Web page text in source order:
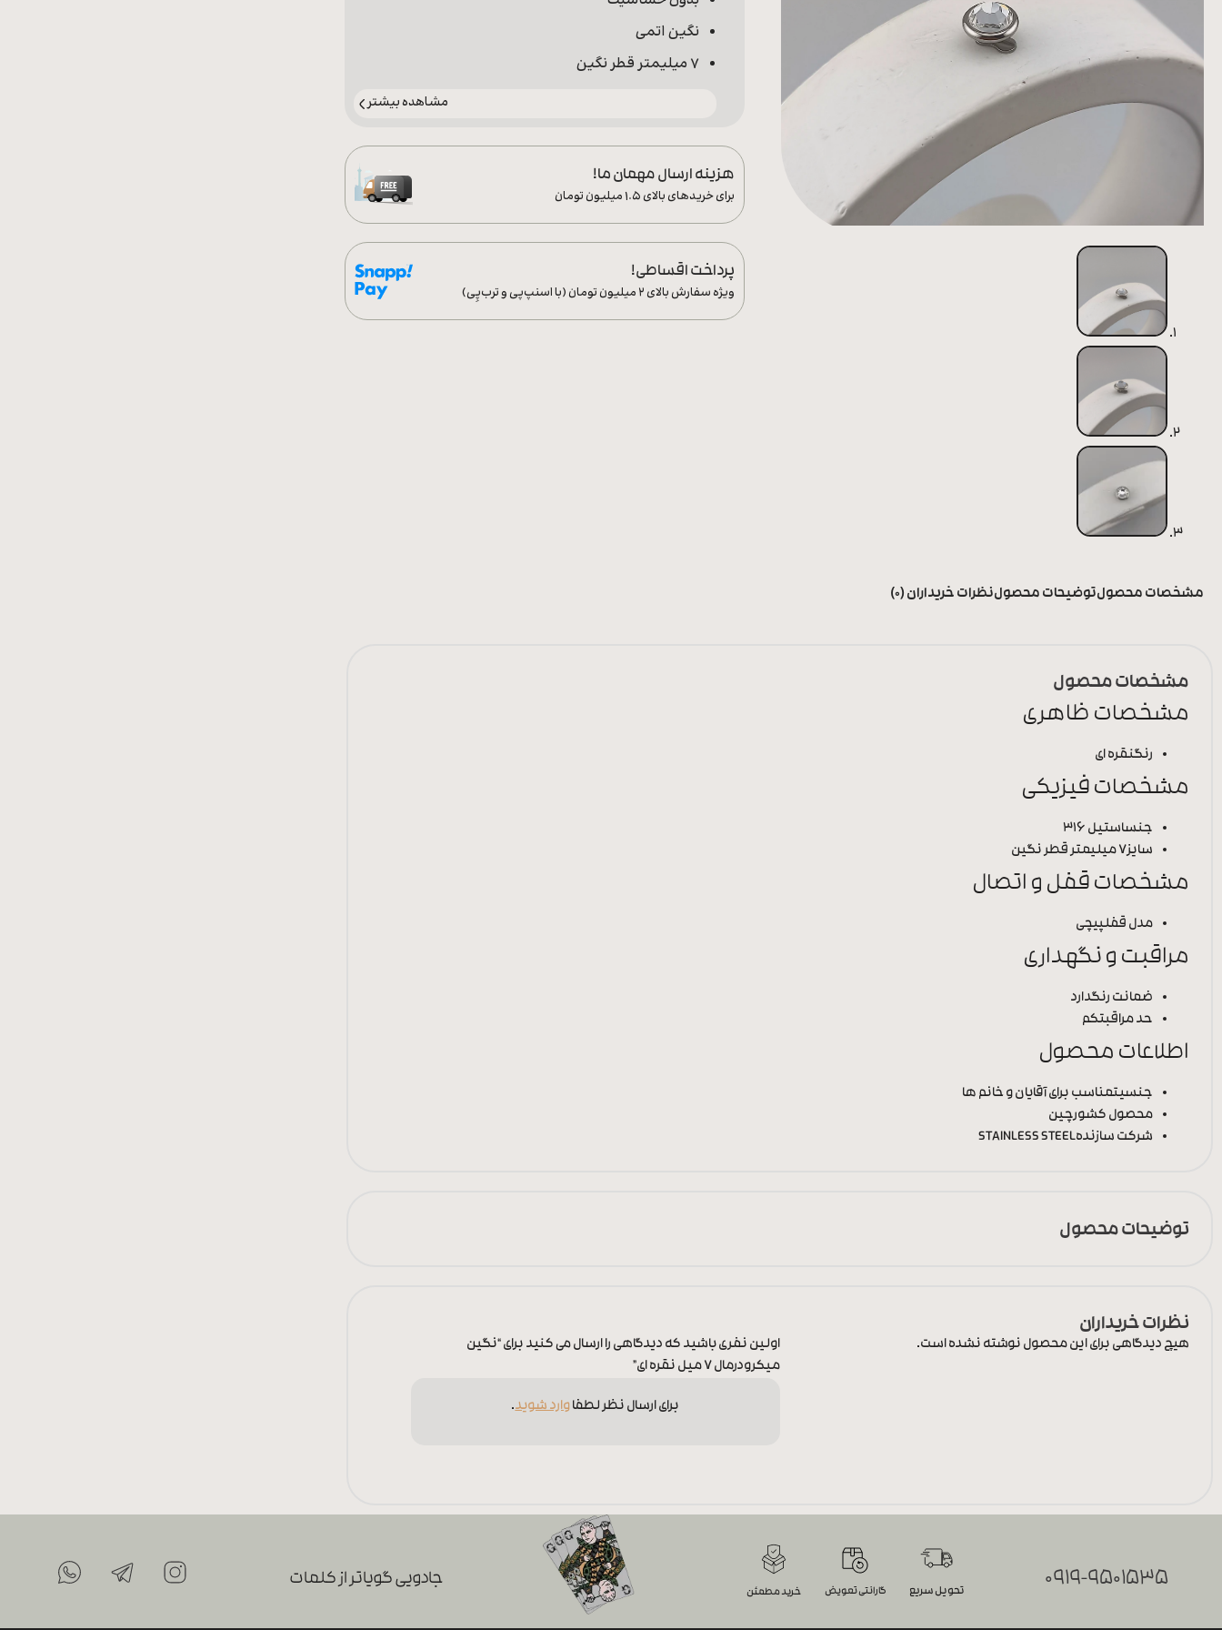
نگین اتمی
7 میلیمتر قطر نگین
مشاهده بیشتر
هزینه ارسال مهمان ما!
برای خریدهای بالای ۱.۵ میلیون تومان
پرداخت اقساطی!
ویژه سفارش‌ بالای ۲ میلیون تومان (با اسنپ‌پی و ترب‌پِی)
مشخصات محصولتوضیحات محصولنظرات خریداران (0)
مشخصات محصول
مشخصات ظاهری
رنگنقره ای
مشخصات فیزیکی
جنساستیل 316
سایز7 میلیمتر قطر نگین
مشخصات قفل و اتصال
مدل قفلپیچی
مراقبت و نگهداری
ضمانت رنگدارد
حد مراقبتکم
اطلاعات محصول
جنسیتمناسب برای آقایان و خانم ها
محصول کشورچین
شرکت سازندهSTAINLESS STEEL
توضیحات محصول
نظرات خریداران
هیچ دیدگاهی برای این محصول نوشته نشده است.
اولین نفری باشید که دیدگاهی را ارسال می کنید برای “نگین
میکرودرمال 7 میل نقره ای”
برای ارسال نظر لطفاوارد شوید.
0919-9501535 تحویل سریع گارانتی تعویض خرید مطمئن
جادویی گویاتر از کلمات